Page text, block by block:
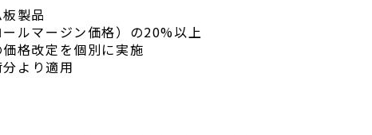
製品
マージン価格）の20%以上
改定を個別に実施
より適用